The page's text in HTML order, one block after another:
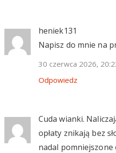
heniek131
Napisz do mnie na
30 czerwca 2026,
Odpowiedz
Cuda wianki.
opłaty znikają bez
nadal pomniejszone